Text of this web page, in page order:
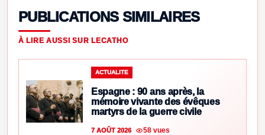
PUBLICATIONS SIMILAIRES
À LIRE AUSSI SUR LECATHO
ACTUALITE
Espagne : 90 ans après, la
mémoire vivante des évêques
martyrs de la guerre civile
7 AOÛT 2026 58 vues